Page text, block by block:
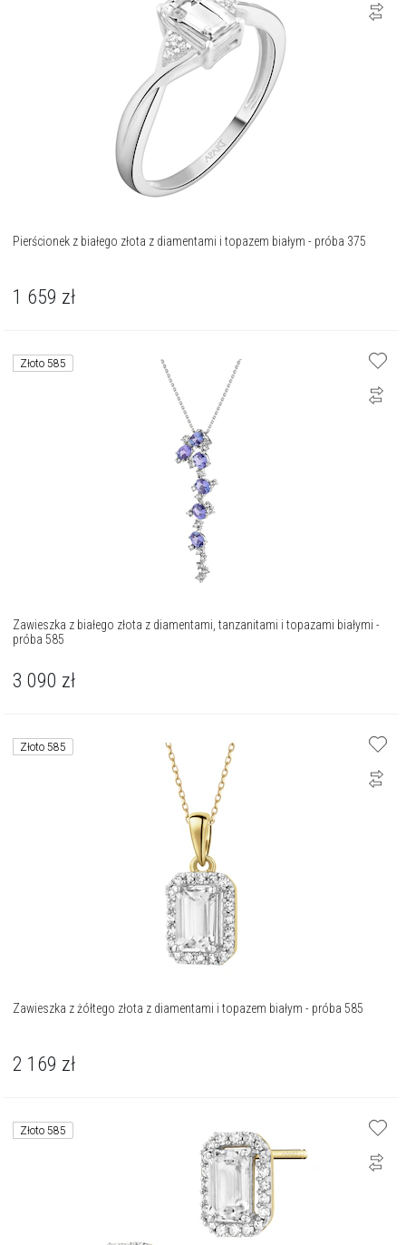
Pierścionek z białego złota z diamentami i topazem białym - próba 375
1 659 zł
Złoto 585
Zawieszka z białego złota z diamentami, tanzanitami i topazami białymi -
próba 585
3 090 zł
Złoto 585
Zawieszka z żółtego złota z diamentami i topazem białym - próba 585
2 169 zł
Złoto 585